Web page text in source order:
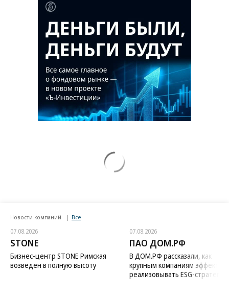
Новости компаний Все
07.08.2026
STONE
Бизнес-центр STONE Римская
возведен в полную высоту
07.08.2026
ПАО ДОМ.РФ
В ДОМ.РФ рассказали, как
крупным компаниям
реализовывать ESG-стратегию